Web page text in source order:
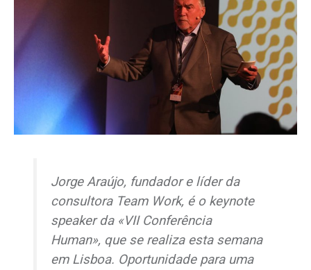
Jorge Araújo, fundador e líder da
consultora Team Work, é o keynote
speakerda «VII Conferência
Human», que se realiza esta semana
em Lisboa. Oportunidade para uma